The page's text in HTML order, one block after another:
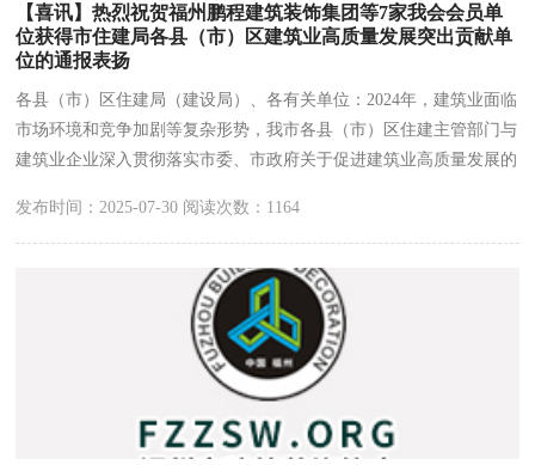
【喜讯】热烈祝贺福州鹏程建筑装饰集团等7家我会会员单
位获得市住建局各县（市）区建筑业高质量发展突出贡献单
位的通报表扬
各县（市）区住建局（建设局）、各有关单位：2024年，建筑业面临
市场环境和竞争加剧等复杂形势，我市各县（市）区住建主管部门与
建筑业企业深入贯彻落实市委、市政府关于促进建筑业高质量发展的
发布时间：2025-07-30 阅读次数：1164